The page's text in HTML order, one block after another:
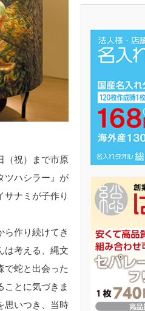
（祝）まで市原
ツハシラー』が
サナミが子作り
作り続けてき
は考える、縄文
で蛇と出会った
ことに気づきま
思いつき、当時